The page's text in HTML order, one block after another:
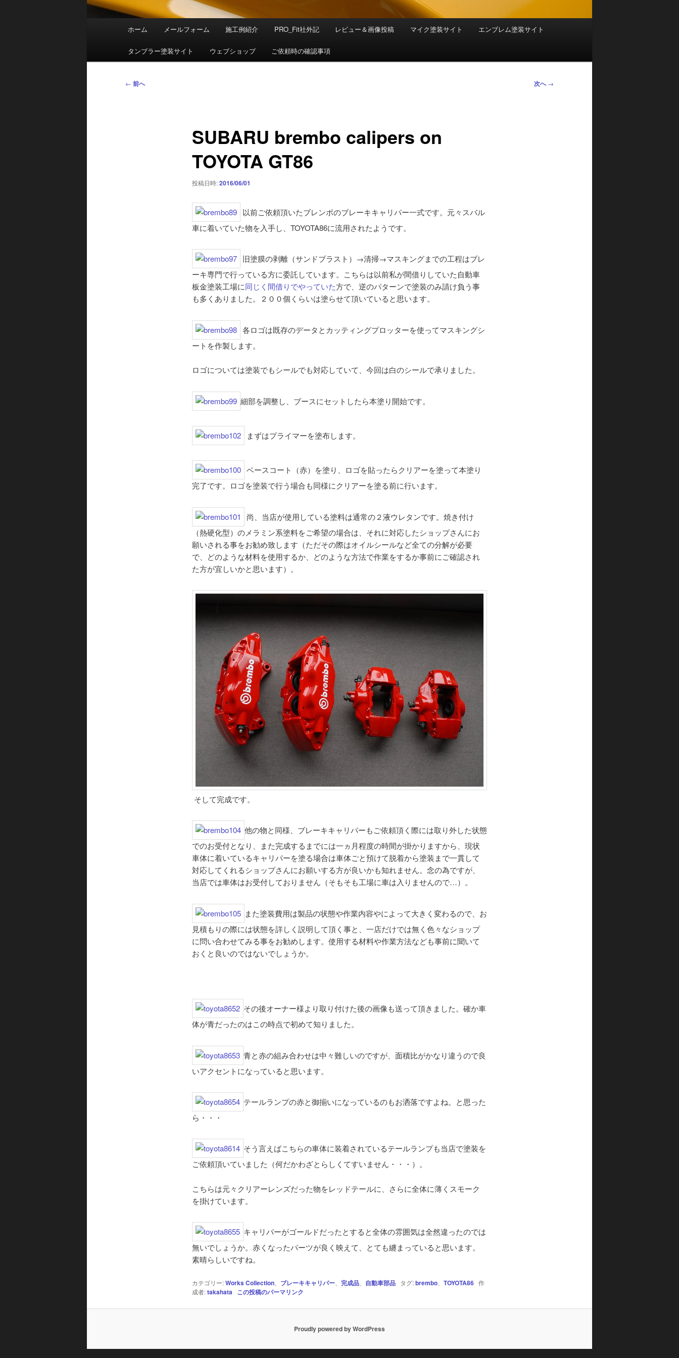
メ
ホーム メールフォーム 施工例紹介 PRO_Fit社外記 レビュー＆画像投稿 マイク塗装サイト エンブレム塗装サイト
タンブラー塗装サイト ウェブショップ ご依頼時の確認事項
投
← 前へ 次へ→
SUBARU brembo calipers on
TOYOTA GT86
投稿日時:2016/06/01
以前ご依頼頂いたブレンボのブレーキキャリパー一式です。元々スバル
車に着いていた物を入手し、TOYOTA86に流用されたようです。
旧塗膜の剥離（サンドブラスト）→清掃→マスキングまでの工程はブレ
ーキ専門で行っている方に委託しています。こちらは以前私が間借りしていた自動車
板金塗装工場に同じく間借りでやっていた方で、逆のパターンで塗装のみ請け負う事
も多くありました。２００個くらいは塗らせて頂いていると思います。
各ロゴは既存のデータとカッティングプロッターを使ってマスキングシ
ートを作製します。
ロゴについては塗装でもシールでも対応していて、今回は白のシールで承りました。
細部を調整し、ブースにセットしたら本塗り開始です。
まずはプライマーを塗布します。
ベースコート（赤）を塗り、ロゴを貼ったらクリアーを塗って本塗り
完了です。ロゴを塗装で行う場合も同様にクリアーを塗る前に行います。
尚、当店が使用している塗料は通常の２液ウレタンです。焼き付け
（熱硬化型）のメラミン系塗料をご希望の場合は、それに対応したショップさんにお
願いされる事をお勧め致します（ただその際はオイルシールなど全ての分解が必要
で、どのような材料を使用するか、どのような方法で作業をするか事前にご確認され
た方が宜しいかと思います）。
そして完成です。
他の物と同様、ブレーキキャリパーもご依頼頂く際には取り外した状態
でのお受付となり、また完成するまでには一ヵ月程度の時間が掛かりますから、現状
車体に着いているキャリパーを塗る場合は車体ごと預けて脱着から塗装まで一貫して
対応してくれるショップさんにお願いする方が良いかも知れません。念の為ですが、
当店では車体はお受付しておりません（そもそも工場に車は入りませんので…）。
また塗装費用は製品の状態や作業内容やによって大きく変わるので、お
見積もりの際には状態を詳しく説明して頂く事と、一店だけでは無く色々なショップ
に問い合わせてみる事をお勧めします。使用する材料や作業方法なども事前に聞いて
おくと良いのではないでしょうか。
その後オーナー様より取り付けた後の画像も送って頂きました。確か車
体が青だったのはこの時点で初めて知りました。
青と赤の組み合わせは中々難しいのですが、面積比がかなり違うので良
いアクセントになっていると思います。
テールランプの赤と御揃いになっているのもお洒落ですよね。と思った
ら・・・
そう言えばこちらの車体に装着されているテールランプも当店で塗装を
ご依頼頂いていました（何だかわざとらしくてすいません・・・）。
こちらは元々クリアーレンズだった物をレッドテールに、さらに全体に薄くスモーク
を掛けています。
キャリパーがゴールドだったとすると全体の雰囲気は全然違ったのでは
無いでしょうか。赤くなったパーツが良く映えて、とても纏まっていると思います。
素晴らしいですね。
カテゴリー:Works Collection、 ブレーキキャリパー、 完成品、 自動車部品タグ:brembo、 TOYOTA86作
成者:takahata この投稿のパーマリンク
Proudly powered by WordPress